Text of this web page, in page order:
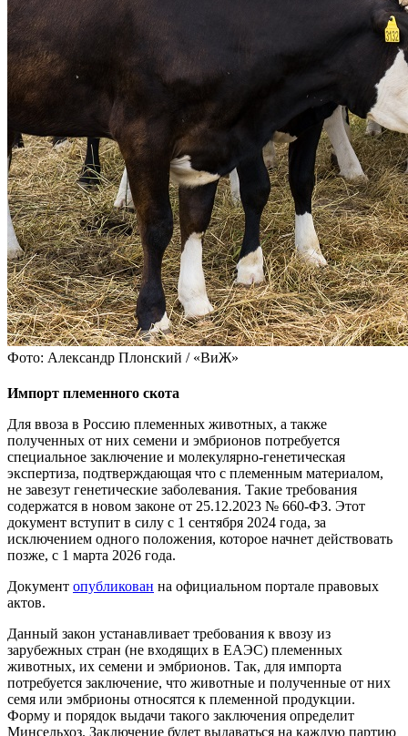
Фото: Александр Плонский / «ВиЖ»
Импорт племенного скота
Для ввоза в Россию племенных животных, а также
полученных от них семени и эмбрионов потребуется
специальное заключение и молекулярно-генетическая
экспертиза, подтверждающая что с племенным материалом,
не завезут генетические заболевания. Такие требования
содержатся в новом законе от 25.12.2023 № 660-ФЗ. Этот
документ вступит в силу с 1 сентября 2024 года, за
исключением одного положения, которое начнет действовать
позже, с 1 марта 2026 года.
Документ опубликован на официальном портале правовых
актов.
Данный закон устанавливает требования к ввозу из
зарубежных стран (не входящих в ЕАЭС) племенных
животных, их семени и эмбрионов. Так, для импорта
потребуется заключение, что животные и полученные от них
семя или эмбрионы относятся к племенной продукции.
Форму и порядок выдачи такого заключения определит
Минсельхоз. Заключение будет выдаваться на каждую партию